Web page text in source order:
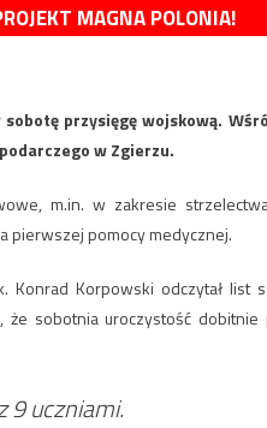
MAGNA POLONIA!
przysięgę wojskową.
w Zgierzu.
m.in. w zakresie
pierwszej pomocy medycznej.
Korpowski odczytał list
sobotnia uroczystość dobitnie
9 uczniami.